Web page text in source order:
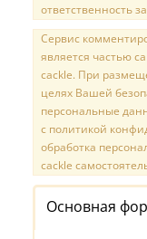
ответственность
Сервис
является частью
cackle. При
целях Вашей
персональные
с политикой
обработка
cackle
Основная